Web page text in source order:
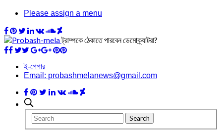
Please assign a menu
ট্রাম্পকে ঠেকাতে পারবেন ডেমোক্র্যাটরা?
ই-পেপার
Email: probashmelanews@gmail.com